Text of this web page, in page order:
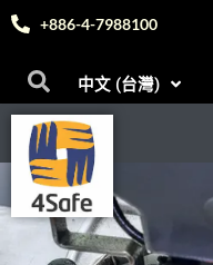
+886-4-7988100
中文 (台灣)
日本語
Español